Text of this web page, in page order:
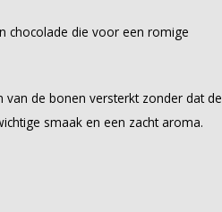
chocolade die voor een romige
de bonen versterkt zonder dat de
smaak en een zacht aroma.